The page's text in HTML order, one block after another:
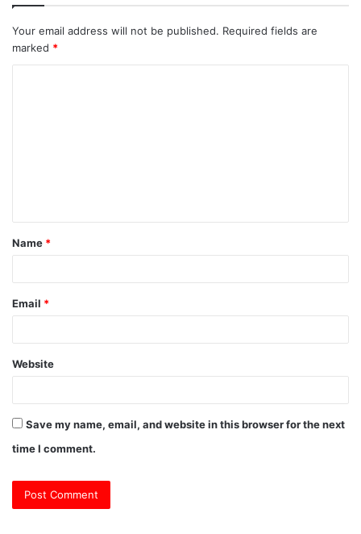
Your email address will not be published. Required fields are
marked *
t
*
Name *
Email *
Website
Save my name, email, and website in this browser for the next
time I comment.